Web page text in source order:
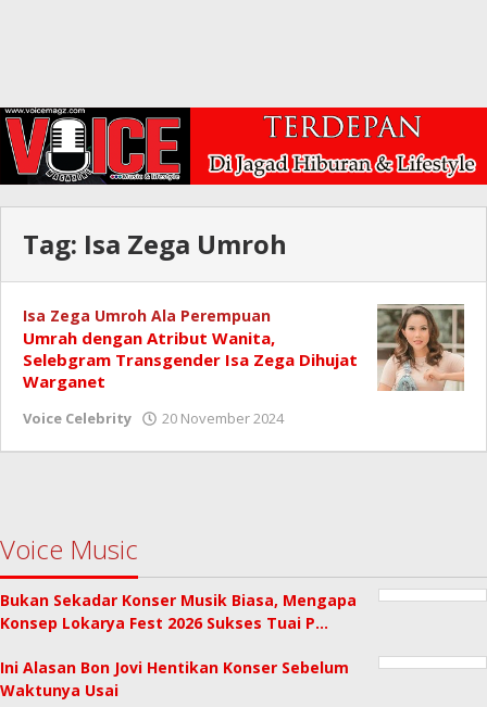
Tag: Isa Zega Umroh
Isa Zega Umroh Ala Perempuan
Umrah dengan Atribut Wanita,
Selebgram Transgender Isa Zega Dihujat
Warganet
Voice Celebrity 20 November 2024
Voice Music
Bukan Sekadar Konser Musik Biasa, Mengapa
Konsep Lokarya Fest 2026 Sukses Tuai P…
Ini Alasan Bon Jovi Hentikan Konser Sebelum
Waktunya Usai